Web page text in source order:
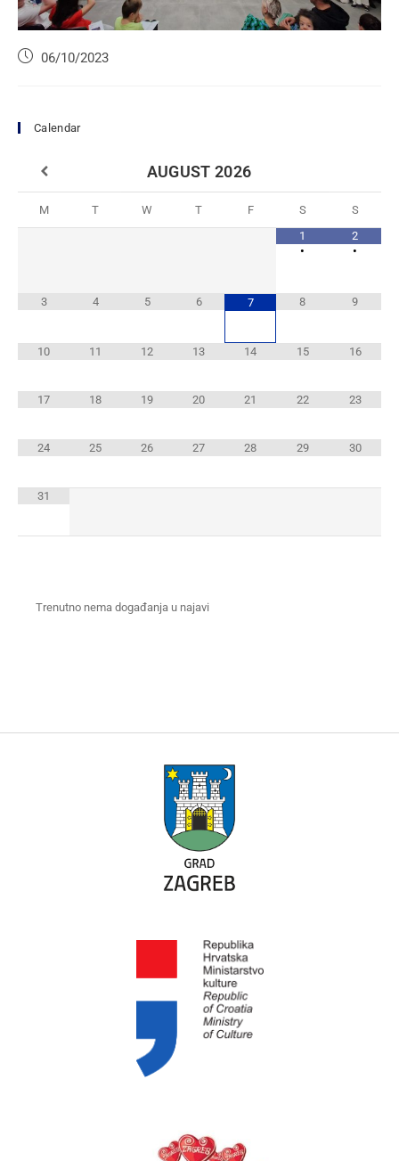
06/10/2023
Calendar
AUGUST 2026
M T W T F S
S
1
•
2
•
3 4 5 6 7 8 9
10 11 12 13 14 15 16
17 18 19 20 21 22 23
24 25 26 27 28 29 30
31
Trenutno nema događanja u najavi